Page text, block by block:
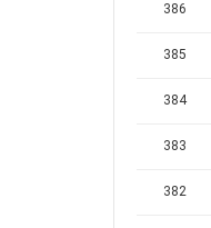
386
385
384
383
382